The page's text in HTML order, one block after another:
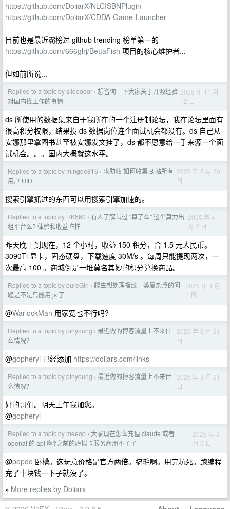
https://github.com/DoiiarX/NLCISBNPlugin
https://github.com/DoiiarX/CDDA-Game-Launcher
目前也是最近霸榜过 github trending 榜单第一的
https://github.com/666ghj/BettaFish 项目的核心维护者...
但如前所说...
Replied to a topic by slidoooor › 想咨询一下大家关于开源经验
对国内找工作的事情
2025 年 11 月
12 日
ds 所使用的数据集来自于我所在的一个注册制论坛，我在论坛里面有
很高积分权限，结果投 ds 数据岗位连个面试机会都没有。ds 自己从
安娜那里拿图书甚至被安娜发文挂了，ds 都不愿意给一手来源一个面
试机会。。。国内大概就这水平。
Replied to a topic by mingde816 › 求助帖 如何收集 B 站所有
用户 UID
2025 年 5 月 20
日
搜索引擎抓过的东西可以用搜索引擎加速的。
Replied to a topic by HK560 › 有人了解试过 "算了么" 这个算力出
租平台么? 体验和收益咋样
2025 年 4
月 2 日
昨天晚上到现在，12 个小时，收益 150 积分，合 1.5 元人民币。
3090Ti 显卡，固态硬盘，下载速度 30M/s 。每周只能提现两次，一
次最高 100 。商城倒是一堆莫名其妙的积分兑换商品。
Replied to a topic by pureGirl › 爬虫想处理指纹一类复杂点的问
题是不是只能用 js 了
2025 年 4 月
1 日
@WarlockMan 用家宽也不行吗?
Replied to a topic by pinyoung › 最近做的博客流量上不来什
么情况？
2025 年 3 月 21
日
@gopheryi 已经添加 https://doiiars.com/links
Replied to a topic by pinyoung › 最近做的博客流量上不来什
么情况？
2025 年 3 月 21
日
好的哥们。明天上午我加您。
@gopheryi
Replied to a topic by meeop › 大家现在怎么充值 claude 或者
openai 的 api 啊?之前的虚拟卡服务商用不了了
2025 年 2
月 6 日
@popdo 卧槽。这玩意价格是官方两倍。搞毛啊。用完坑死。跑编程
充了十块钱一下子就没了。
» More replies by Doiiars